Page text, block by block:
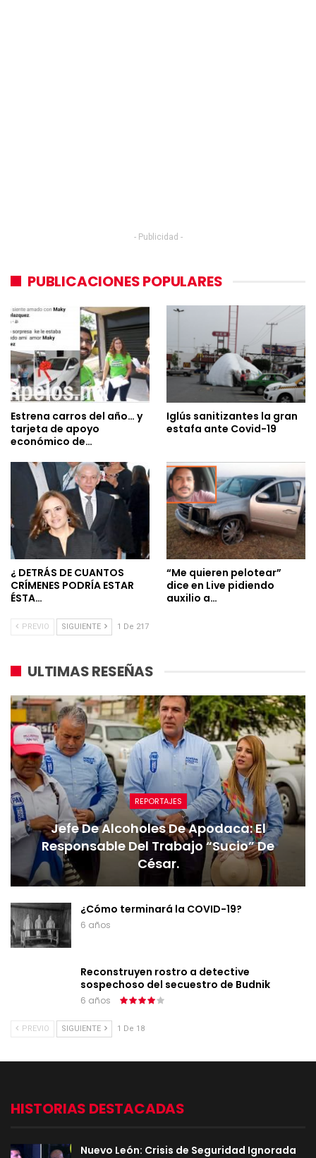
- Publicidad -
PUBLICACIONES POPULARES
Estrena carros del año… y
tarjeta de apoyo
económico de…
Iglús sanitizantes la gran
estafa ante Covid-19
¿ DETRÁS DE CUANTOS
CRÍMENES PODRÍA ESTAR
ÉSTA…
“Me quieren pelotear”
dice en Live pidiendo
auxilio a…
PREVIO SIGUIENTE 1 De 217
ULTIMAS RESEÑAS
REPORTAJES
Jefe De Alcoholes De Apodaca: El
Responsable Del Trabajo “sucio” De
César.
¿Cómo terminará la COVID-19?
6 años
Reconstruyen rostro a detective
sospechoso del secuestro de Budnik
6 años
PREVIO SIGUIENTE 1 De 18
HISTORIAS DESTACADAS
Nuevo León: Crisis de Seguridad Ignorada